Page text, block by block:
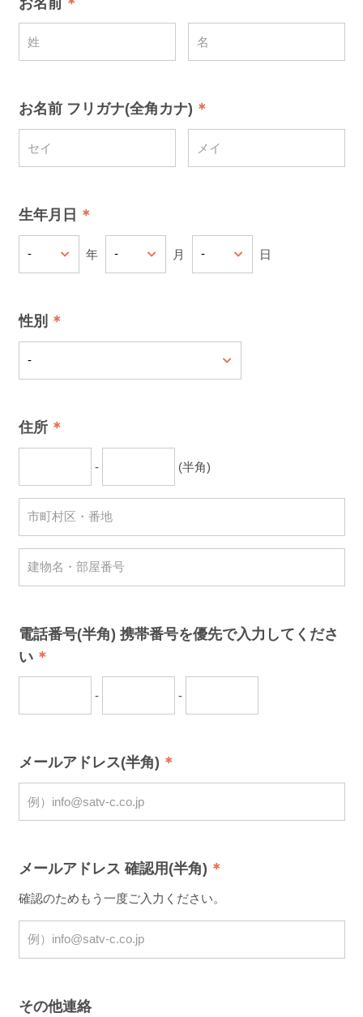
お名前 フリガナ(全角カナ)
生年月日
年 月 日
性別
住所
- (半角)
電話番号(半角) 携帯番号を優先で入力してくださ
い
- -
メールアドレス(半角)
メールアドレス 確認用(半角)
確認のためもう一度ご入力ください。
その他連絡